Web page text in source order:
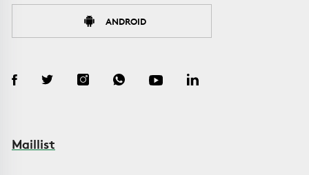
ANDROID
Maillist